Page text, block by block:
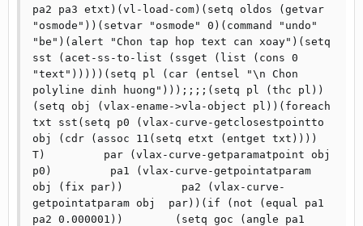
pa2 pa3 etxt)(vl-load-com)(setq oldos (getvar
"osmode"))(setvar "osmode" 0)(command "undo"
"be")(alert "Chon tap hop text can xoay")(setq
sst (acet-ss-to-list (ssget (list (cons 0
"text")))))(setq pl (car (entsel "\n Chon
polyline dinh huong")));;;;(setq pl (thc pl))
(setq obj (vlax-ename->vla-object pl))(foreach
txt sst(setq p0 (vlax-curve-getclosestpointto
obj (cdr (assoc 11(setq etxt (entget txt))))
T)         par (vlax-curve-getparamatpoint obj
p0)         pa1 (vlax-curve-getpointatparam
obj (fix par))         pa2 (vlax-curve-
getpointatparam obj  par))(if (not (equal pa1
pa2 0.000001))        (setq goc (angle pa1